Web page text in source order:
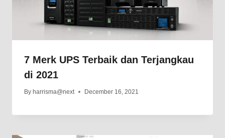
7 Merk UPS Terbaik dan Terjangkau
di 2021
By harrisma@next December 16, 2021